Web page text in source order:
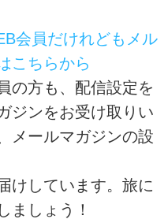
館、ホテル、そし
て観光施設の方に
よるブログをご覧
いただけます。旅
行先から？仕事場
から？スタッフ一
押しのツアー情報
から観光地の情報
会員だけれどもメル
こちらから
の方も、配信設定を
ジンをお受け取りい
メールマガジンの設
けしています。旅に
ましょう！